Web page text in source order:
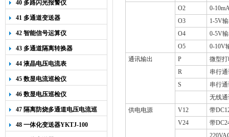
40 多路闪光报警仪
41 多通道变送器
42 智能信号运算仪
43 多通道隔离转换器
44 液晶电压电流表
45 数显电流巡检仪
46 数显电压巡检仪
47 隔离防烧多通道电压电流巡
检仪
48 一体化变送器YKTJ-100
O2
0-
O3
1-5V
O4
0-5V
O5
0-10V
通讯输出
P
微型
R
串行
S
串行
无线
供电电源
V12 带
V24
带